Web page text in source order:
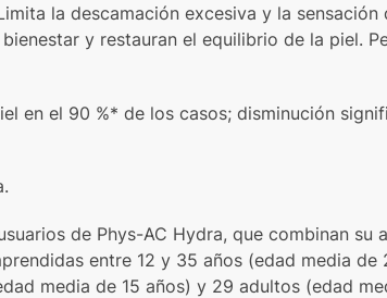
la descamación excesiva y la sensación
y restauran el equilibrio de la piel.
en el 90 %* de los casos; disminución
de Phys-AC Hydra, que combinan su
entre 12 y 35 años (edad media de
media de 15 años) y 29 adultos (edad